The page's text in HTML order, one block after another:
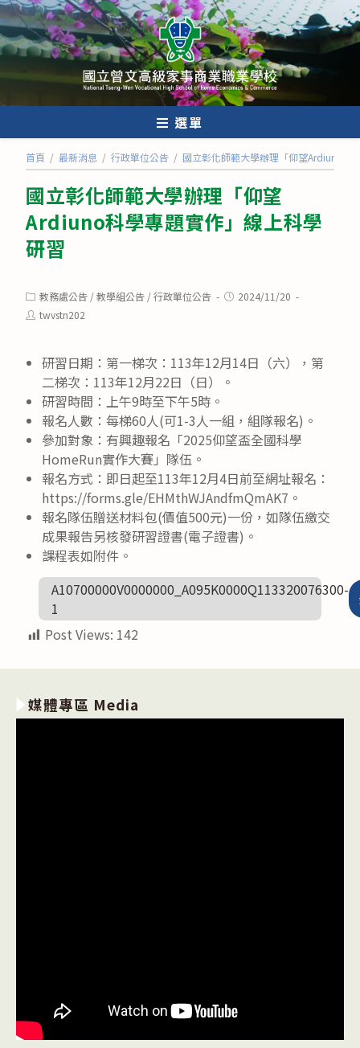
跳
轉
至
內
選單
首頁 / 最新消息 / 行政單位公告 / 國立彰化師範大學辦理「仰望Ardiuno科
國立彰化師範大學辦理「仰望
Ardiuno科學專題實作」線上科學
研習
Post
category:
教務處公告 /教學組公告 /行政單位公告
Post2024/11/20
Posttwvstn202
研習日期：第一梯次：113年12月14日（六），第
二梯次：113年12月22日（日）。
研習時間：上午9時至下午5時。
報名人數：每梯60人(可1-3人一組，組隊報名)。
參加對象：有興趣報名「2025仰望盃全國科學
HomeRun實作大賽」隊伍。
報名方式：即日起至113年12月4日前至網址報名：
https://forms.gle/EHMthWJAndfmQmAK7。
報名隊伍贈送材料包(價值500元)一份，如隊伍繳交
成果報告另核發研習證書(電子證書)。
課程表如附件。
A10700000V0000000_A095K0000Q113320076300-
1
Post Views: 142
媒體專區 Media